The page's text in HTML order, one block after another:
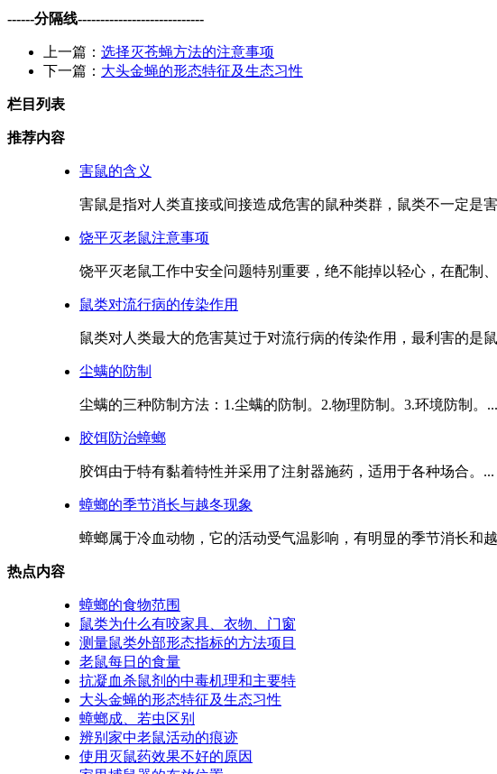
------分隔线----------------------------
上一篇： 选择灭苍蝇方法的注意事项
下一篇： 大头金蝇的形态特征及生态习性
栏目列表
推荐内容
害鼠的含义
害鼠是指对人类直接或间接造成危害的鼠种类群，鼠类不一定是
饶平灭老鼠注意事项
饶平灭老鼠工作中安全问题特别重要，绝不能掉以轻心，在配制
鼠类对流行病的传染作用
鼠类对人类最大的危害莫过于对流行病的传染作用，最利害的是
尘螨的防制
尘螨的三种防制方法：1.尘螨的防制。2.物理防制。3.环境防制。...
胶饵防治蟑螂
胶饵由于特有黏着特性并采用了注射器施药，适用于各种场合。...
蟑螂的季节消长与越冬现象
蟑螂属于冷血动物，它的活动受气温影响，有明显的季节消长和
热点内容
蟑螂的食物范围
鼠类为什么有咬家具、衣物、门窗
测量鼠类外部形态指标的方法项目
老鼠每日的食量
抗凝血杀鼠剂的中毒机理和主要特
大头金蝇的形态特征及生态习性
蟑螂成、若虫区别
辨别家中老鼠活动的痕迹
使用灭鼠药效果不好的原因